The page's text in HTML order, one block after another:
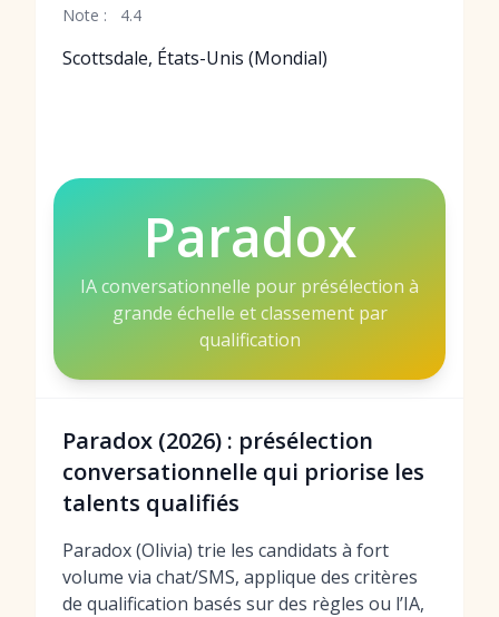
Note : 4.4
Scottsdale, États-Unis (Mondial)
Paradox
IA conversationnelle pour présélection à
grande échelle et classement par
qualification
Paradox (2026) : présélection
conversationnelle qui priorise les
talents qualifiés
Paradox (Olivia) trie les candidats à fort
volume via chat/SMS, applique des critères
de qualification basés sur des règles ou l’IA,